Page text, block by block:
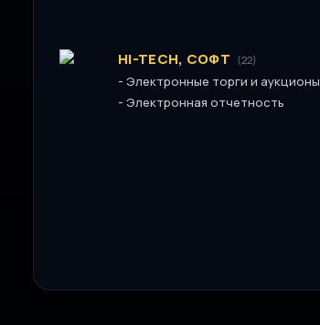
HI-TECH, СОФТ (22)
- Электронные торги и аукционы
- Электронная отчетность